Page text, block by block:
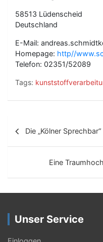
58513 Lüdenscheid
Deutschland
E-Mail:
Homepage: http//
Telefon: 02351/52089
Tags:
t
r
a
g
Die „Kölner
Eine
Unser Service